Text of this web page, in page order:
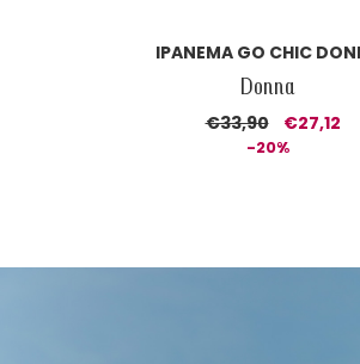
IPANEMA CLASS DREAMY
Donna
€37,90 €26,53
-30%